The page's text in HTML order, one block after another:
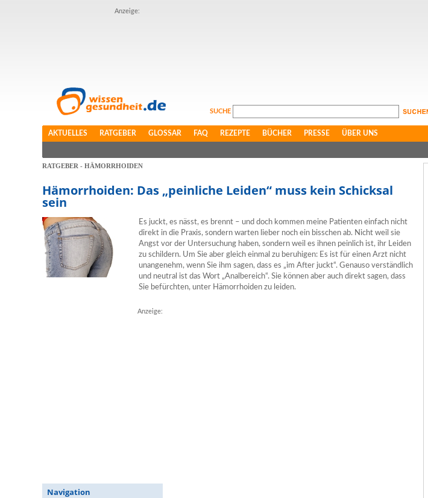
Anzeige:
SUCHE
AKTUELLES RATGEBER GLOSSAR FAQ REZEPTE BÜCHER PRESSE ÜBER UNS
RATGEBER - HÄMORRHOIDEN
Hämorrhoiden: Das „peinliche Leiden“ muss kein Schicksal
sein
Es juckt, es nässt, es brennt – und doch kommen meine Patienten einfach nicht
direkt in die Praxis, sondern warten lieber noch ein bisschen ab. Nicht weil sie
Angst vor der Untersuchung haben, sondern weil es ihnen peinlich ist, ihr Leiden
zu schildern. Um Sie aber gleich einmal zu beruhigen: Es ist für einen Arzt nicht
unangenehm, wenn Sie ihm sagen, dass es „im After juckt“. Genauso verständlich
und neutral ist das Wort „Analbereich“. Sie können aber auch direkt sagen, dass
Sie befürchten, unter Hämorrhoiden zu leiden.
Anzeige:
Navigation